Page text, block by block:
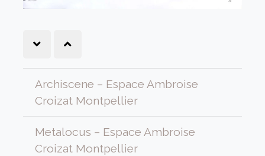
Archiscene – Espace Ambroise
Croizat Montpellier
Metalocus – Espace Ambroise
Croizat Montpellier